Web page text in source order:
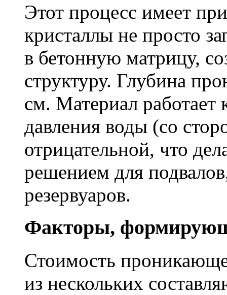
Этот процесс имеет
кристаллы не просто
в бетонную матрицу,
структуру. Глубина
см. Материал работает
давления воды (со
отрицательной, что
решением для
резервуаров.
Факторы,
Стоимость
из нескольких